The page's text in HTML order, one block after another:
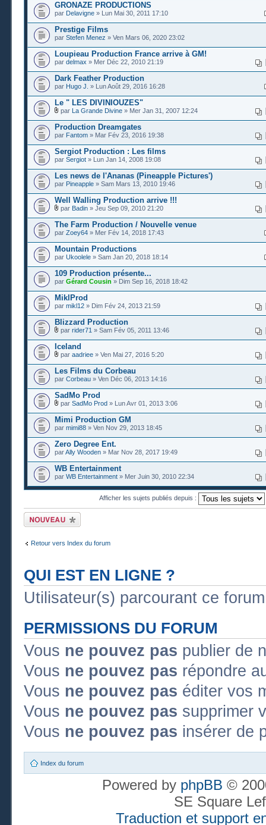
GRONAZE PRODUCTIONS
par Delavigne » Lun Mai 30, 2011 17:10
Prestige Films
par Stefen Menez » Ven Mars 06, 2020 23:02
Loupieau Production France arrive à GM!
par delmax » Mer Déc 22, 2010 21:19
Dark Feather Production
par Hugo J. » Lun Août 29, 2016 16:28
Le " LES DIVINIOUZES"
par La Grande Divine » Mer Jan 31, 2007 12:24
Production Dreamgates
par Fantom » Mar Fév 23, 2016 19:38
Sergiot Production : Les films
par Sergiot » Lun Jan 14, 2008 19:08
Les news de l'Ananas (Pineapple Pictures')
par Pineapple » Sam Mars 13, 2010 19:46
Well Walling Production arrive !!!
par Badin » Jeu Sep 09, 2010 21:20
The Farm Production / Nouvelle venue
par Zoey64 » Mer Fév 14, 2018 17:43
Mountain Productions
par Ukoolele » Sam Jan 20, 2018 18:14
109 Production présente...
par Gérard Cousin » Dim Sep 16, 2018 18:42
MiklProd
par mikl12 » Dim Fév 24, 2013 21:59
Blizzard Production
par rider71 » Sam Fév 05, 2011 13:46
Iceland
par aadriee » Ven Mai 27, 2016 5:20
Les Films du Corbeau
par Corbeau » Ven Déc 06, 2013 14:16
SadMo Prod
par SadMo Prod » Lun Avr 01, 2013 3:06
Mimi Production GM
par mimi88 » Ven Nov 29, 2013 18:45
Zero Degree Ent.
parAlly Wooden » Mar Nov 28, 2017 19:49
WB Entertainment
par WB Entertainment » Mer Juin 30, 2010 22:34
Afficher les sujets publiés depuis :
Publier un nouveau
sujet
Retour vers Index du forum
QUI EST EN LIGNE ?
Utilisateur(s) parcourant ce
PERMISSIONS DU FORUM
Vous ne pouvez pas publier de
Vous ne pouvez pas répondre
Vous ne pouvez pas éditer vos
Vous ne pouvez pas supprimer
Vous ne pouvez pas insérer de
Index du forum
Powered by phpBB ©
SE Square
Traduction et support